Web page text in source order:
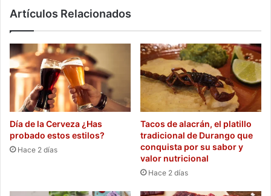
Artículos Relacionados
Día de la Cerveza ¿Has
probado estos estilos?
Hace 2 días
Tacos de alacrán, el platillo
tradicional de Durango que
conquista por su sabor y
valor nutricional
Hace 2 días